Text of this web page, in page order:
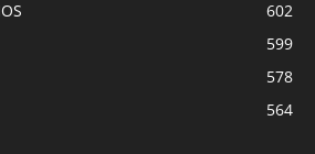
602
599
578
564